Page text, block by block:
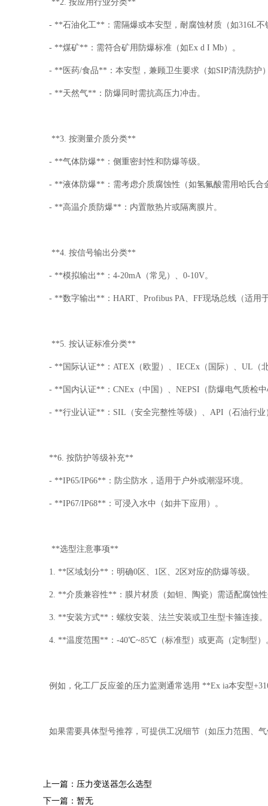
**2. 按应用行业分类**
- **石油化工**：需隔爆或本安型，耐腐蚀材质（如316L不
- **煤矿**：需符合矿用防爆标准（如Ex d I Mb）。
- **医药/食品**：本安型，兼顾卫生要求（如SIP清洗防护）
- **天然气**：防爆同时需抗高压力冲击。
**3. 按测量介质分类**
- **气体防爆**：侧重密封性和防爆等级。
- **液体防爆**：需考虑介质腐蚀性（如氢氟酸需用哈氏合
- **高温介质防爆**：内置散热片或隔离膜片。
**4. 按信号输出分类**
- **模拟输出**：4-20mA（常见）、0-10V。
- **数字输出**：HART、Profibus PA、FF现场总线（适用
**5. 按认证标准分类**
- **国际认证**：ATEX（欧盟）、IECEx（国际）、UL（北
- **国内认证**：CNEx（中国）、NEPSI（防爆电气质检中
- **行业认证**：SIL（安全完整性等级）、API（石油行业
**6. 按防护等级补充**
- **IP65/IP66**：防尘防水，适用于户外或潮湿环境。
- **IP67/IP68**：可浸入水中（如井下应用）。
**选型注意事项**
1. **区域划分**：明确0区、1区、2区对应的防爆等级。
2. **介质兼容性**：膜片材质（如钽、陶瓷）需适配腐蚀性
3. **安装方式**：螺纹安装、法兰安装或卫生型卡箍连接。
4. **温度范围**：-40℃~85℃（标准型）或更高（定制型）
例如，化工厂反应釜的压力监测通常选用 **Ex ia本安型
如果需要具体型号推荐，可提供工况细节（如压力范围、气
上一篇：压力变送器怎么选型
下一篇：暂无